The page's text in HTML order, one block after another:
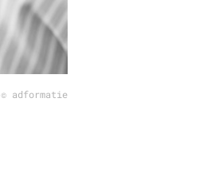
© adformatie